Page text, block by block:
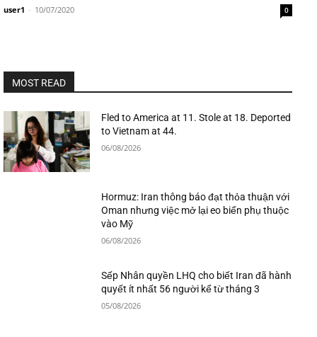
user1 - 10/07/2020 0
MOST READ
Fled to America at 11. Stole at 18. Deported
to Vietnam at 44.
06/08/2026
Hormuz: Iran thông báo đạt thỏa thuận với
Oman nhưng việc mở lại eo biển phụ thuộc
vào Mỹ
06/08/2026
Sếp Nhân quyền LHQ cho biết Iran đã hành
quyết ít nhất 56 người kể từ tháng 3
05/08/2026